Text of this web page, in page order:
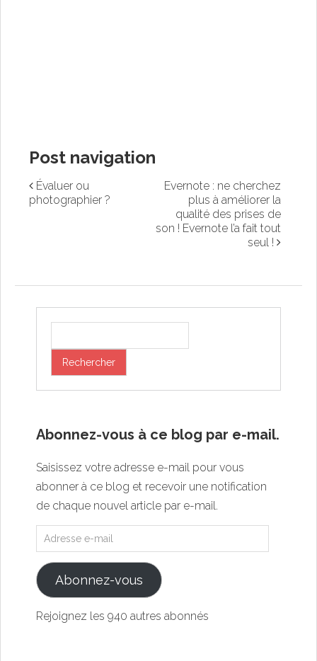
Post navigation
Évaluer ou
photographier ?
Evernote : ne cherchez
plus à améliorer la
qualité des prises de
son ! Evernote l’a fait tout
seul !
Abonnez-vous à ce blog par e-mail.
Saisissez votre adresse e-mail pour vous
abonner à ce blog et recevoir une notification
de chaque nouvel article par e-mail.
Abonnez-vous
Rejoignez les 940 autres abonnés